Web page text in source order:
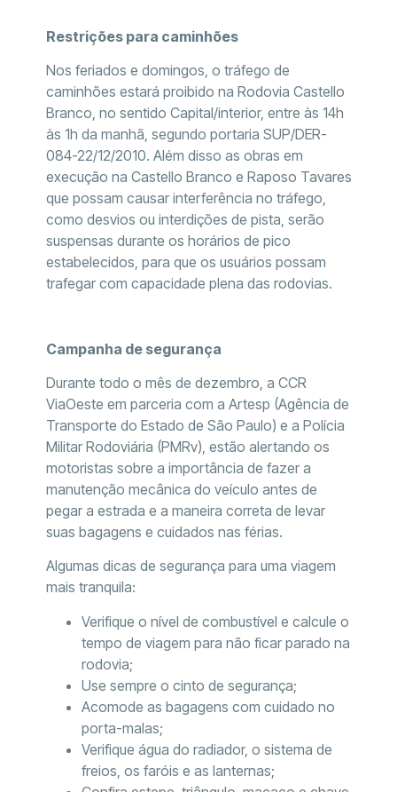
Restrições para caminhões
Nos feriados e domingos, o tráfego de
caminhões estará proibido na Rodovia Castello
Branco, no sentido Capital/interior, entre às 14h
às 1h da manhã, segundo portaria SUP/DER-
084-22/12/2010. Além disso as obras em
execução na Castello Branco e Raposo Tavares
que possam causar interferência no tráfego,
como desvios ou interdições de pista, serão
suspensas durante os horários de pico
estabelecidos, para que os usuários possam
trafegar com capacidade plena das rodovias.
Campanha de segurança
Durante todo o mês de dezembro, a CCR
ViaOeste em parceria com a Artesp (Agência de
Transporte do Estado de São Paulo) e a Polícia
Militar Rodoviária (PMRv), estão alertando os
motoristas sobre a importância de fazer a
manutenção mecânica do veículo antes de
pegar a estrada e a maneira correta de levar
suas bagagens e cuidados nas férias.
Algumas dicas de segurança para uma viagem
mais tranquila:
Verifique o nível de combustível e calcule o
tempo de viagem para não ficar parado na
rodovia;
Use sempre o cinto de segurança;
Acomode as bagagens com cuidado no
porta-malas;
Verifique água do radiador, o sistema de
freios, os faróis e as lanternas;